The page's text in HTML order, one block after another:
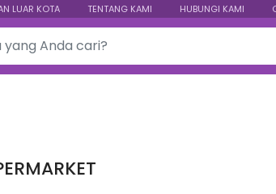
LUAR KOTA TENTANG KAMI HUBUNGI KAMI